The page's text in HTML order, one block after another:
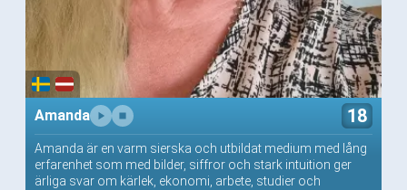
Amanda 18
Amanda är en varm sierska och utbildat medium med lång
erfarenhet som med bilder, siffror och stark intuition ger
ärliga svar om kärlek, ekonomi, arbete, studier och